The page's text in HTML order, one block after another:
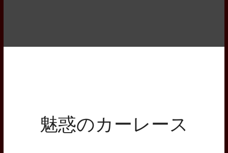
魅惑のカーレース